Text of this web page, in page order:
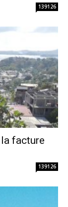
139126
facture
139126